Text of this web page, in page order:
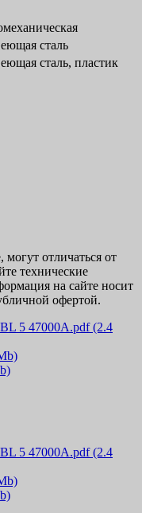
сталь
сталь, пластик
отличаться от
технические
на сайте носит
офертой.
5 47000A.pdf(2.4
5 47000A.pdf(2.4